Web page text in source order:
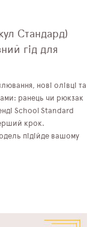
Стандард)
гід для
нові олівці та
ранець чи рюкзак
School Standard
крок.
підійде вашому